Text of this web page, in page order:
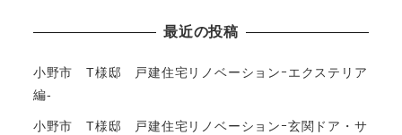
最近の投稿
小野市 T様邸 戸建住宅リノベーションｰエクステリア
編-
小野市 T様邸 戸建住宅リノベーションｰ玄関ドア・サ